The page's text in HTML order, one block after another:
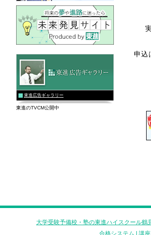
申込
東進広告ギャラリー
東進のTVCM公開中
大学受験予備校・塾の東進ハイスクール鶴
合格システム
講